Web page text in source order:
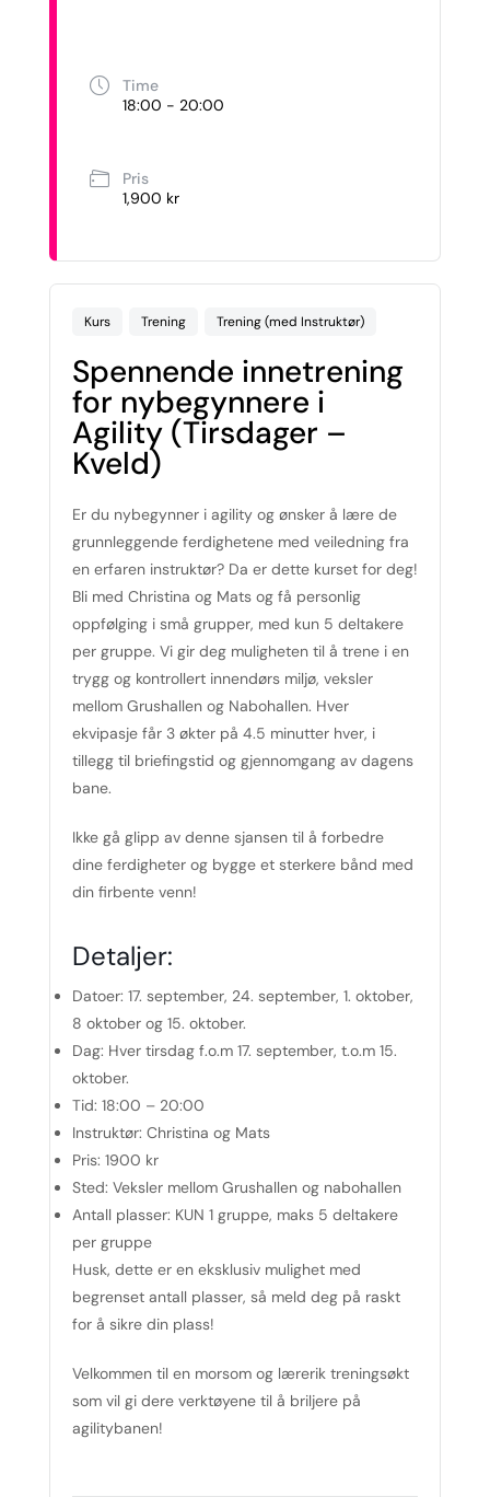
Time
18:00 - 20:00
Pris
1,900 kr
Kurs Trening Trening (med Instruktør)
Spennende innetrening
for nybegynnere i
Agility (Tirsdager –
Kveld)
Er du nybegynner i agility og ønsker å lære de
grunnleggende ferdighetene med veiledning fra
en erfaren instruktør? Da er dette kurset for deg!
Bli med Christina og Mats og få personlig
oppfølging i små grupper, med kun 5 deltakere
per gruppe. Vi gir deg muligheten til å trene i en
trygg og kontrollert innendørs miljø, veksler
mellom Grushallen og Nabohallen. Hver
ekvipasje får 3 økter på 4.5 minutter hver, i
tillegg til briefingstid og gjennomgang av dagens
bane.
Ikke gå glipp av denne sjansen til å forbedre
dine ferdigheter og bygge et sterkere bånd med
din firbente venn!
Detaljer:
Datoer: 17. september, 24. september, 1. oktober,
8 oktober og 15. oktober.
Dag: Hver tirsdag f.o.m 17. september, t.o.m 15.
oktober.
Tid: 18:00 – 20:00
Instruktør: Christina og Mats
Pris: 1900 kr
Sted: Veksler mellom Grushallen og nabohallen
Antall plasser: KUN 1 gruppe, maks 5 deltakere
per gruppe
Husk, dette er en eksklusiv mulighet med
begrenset antall plasser, så meld deg på raskt
for å sikre din plass!
Velkommen til en morsom og lærerik treningsøkt
som vil gi dere verktøyene til å briljere på
agilitybanen!